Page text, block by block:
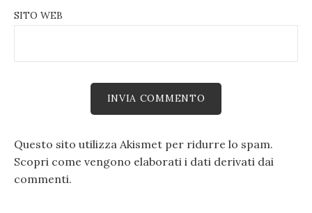
SITO WEB
Questo sito utilizza Akismet per ridurre lo spam.
Scopri come vengono elaborati i dati derivati dai
commenti.